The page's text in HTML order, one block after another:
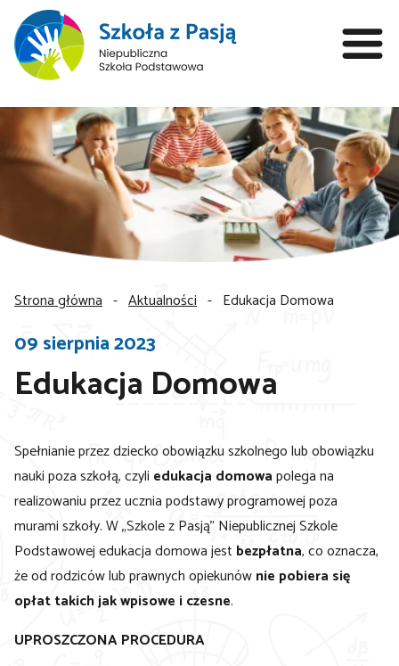
09 sierpnia 2023
Edukacja Domowa
Strona główna - Aktualności - Edukacja Domowa
Spełnianie przez dziecko obowiązku szkolnego lub obowiązku
nauki poza szkołą, czyli edukacja domowapolega na
realizowaniu przez ucznia podstawy programowej poza
murami szkoły. W „Szkole z Pasją” Niepublicznej Szkole
Podstawowej edukacja domowa jest bezpłatna, co oznacza,
że od rodziców lub prawnych opiekunównie pobiera się
opłat takich jak wpisowe i czesne.
UPROSZCZONA PROCEDURA